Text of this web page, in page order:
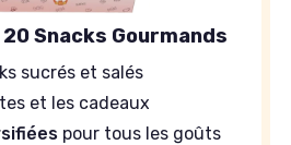
Snacks Gourmands
sucrés et salés
et les cadeaux
pour tous les goûts